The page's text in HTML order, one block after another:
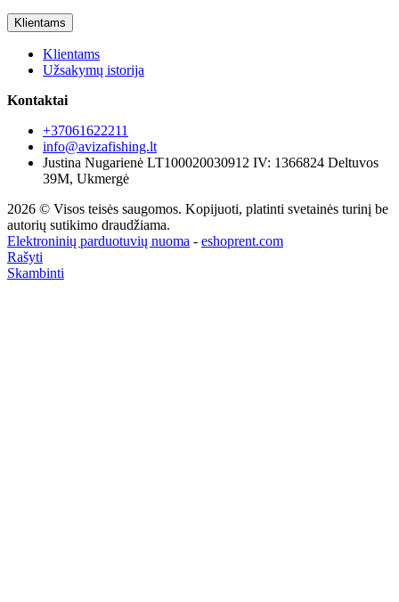
Klientams
Klientams
Užsakymų istorija
Kontaktai
+37061622211
info@avizafishing.lt
Justina Nugarienė LT100020030912 IV: 1366824 Deltuvos
39M, Ukmergė
2026 © Visos teisės saugomos. Kopijuoti, platinti svetainės turinį be
autorių sutikimo draudžiama.
Elektroninių parduotuvių nuoma - eshoprent.com
Rašyti
Skambinti